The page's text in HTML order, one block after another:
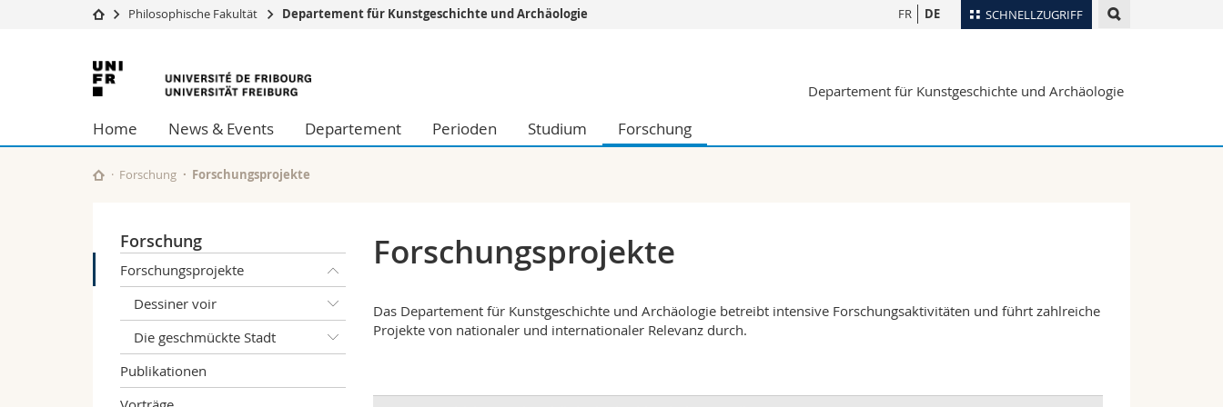
SCHNELLZUGRIFF
Universität
Studium
Forschung
Universität
Weiterbildung
Wirtschafts- und Sozialwissenschaftliche Fak.
Philosophische Fak.
Fak. für Erziehungs- und Bildungswissenschaften
Studieninteressierte
Forschende
Ortsplan
Webmail
FR DE
Philosophische Fakultät Departement für Kunstgeschichte und Archäologie
Universität
Freiburg
Departement für Kunstgeschichte und Archäologie
Home News & Events Departement Perioden Studium Forschung
Forschung Forschungsprojekte
Forschung
Forschungsprojekte
Dessiner voir
Die geschmückte Stadt
Publikationen
Forschungsprojekte
Das Departement für Kunstgeschichte und Archäologie betreibt intensive Forschungsaktivitäten und führt zahlreiche
Projekte von nationaler und internationaler Relevanz durch.